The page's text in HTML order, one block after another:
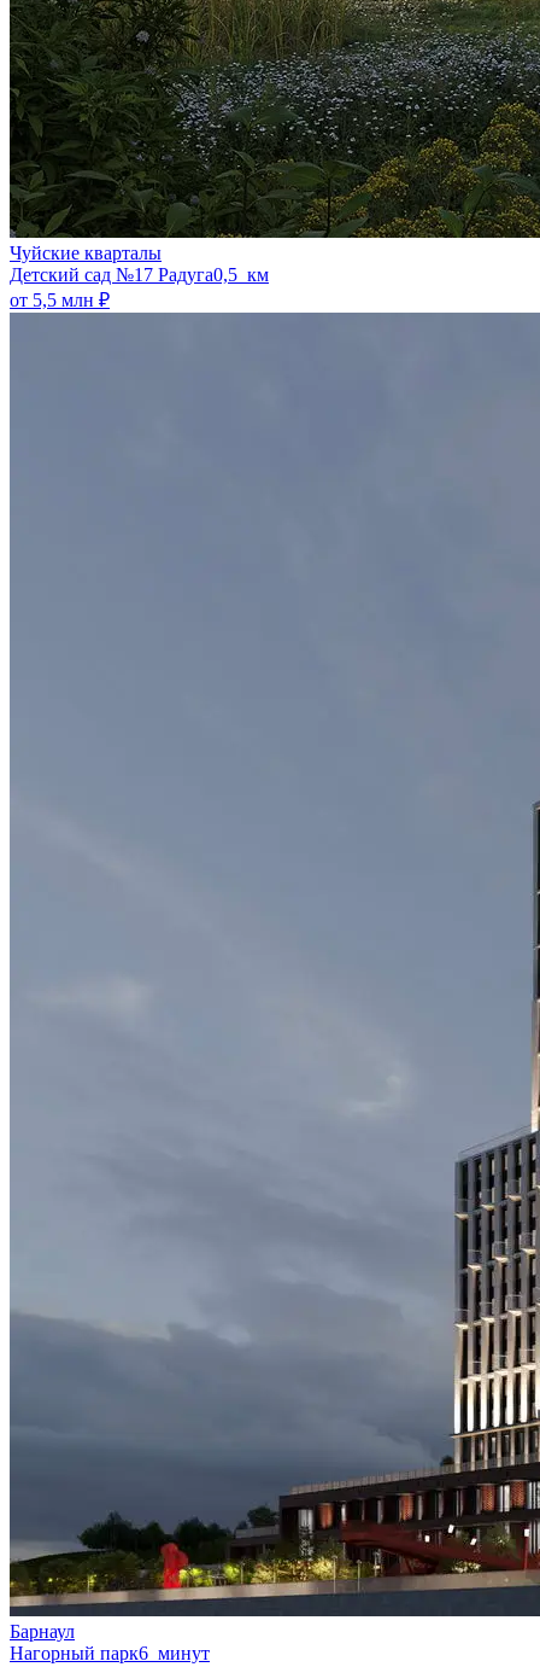
Чуйские кварталы
​Детский сад №17 Радуга0,5 км
от 5,5 млн ₽
Барнаул
Нагорный парк6 минут